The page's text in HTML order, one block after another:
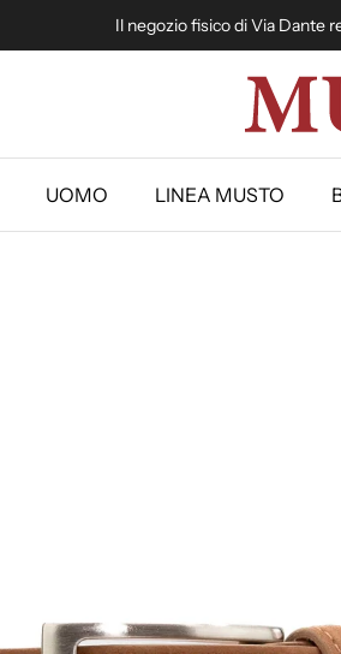
Il negozio fisico di Via Dante
UOMO LINEA MUSTO